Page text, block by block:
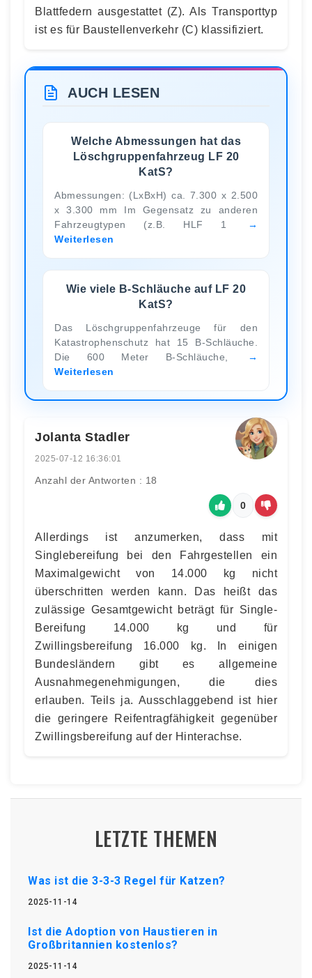
Blattfedern ausgestattet (Z). Als Transporttyp
ist es für Baustellenverkehr (C) klassifiziert.
AUCH LESEN
Welche Abmessungen hat das
Löschgruppenfahrzeug LF 20
KatS?
Abmessungen: (LxBxH) ca. 7.300 x 2.500
x 3.300 mm Im Gegensatz zu anderen
Fahrzeugtypen (z.B. HLF 1
Weiterlesen
Wie viele B-Schläuche auf LF 20
KatS?
Das Löschgruppenfahrzeuge für den
Katastrophenschutz hat 15 B-Schläuche.
Die 600 Meter B-Schläuche,
Weiterlesen
Jolanta Stadler
2025-07-12 16:36:01
Anzahl der Antworten : 18
0
Allerdings ist anzumerken, dass mit
Singlebereifung bei den Fahrgestellen ein
Maximalgewicht von 14.000 kg nicht
überschritten werden kann. Das heißt das
zulässige Gesamtgewicht beträgt für Single-
Bereifung 14.000 kg und für
Zwillingsbereifung 16.000 kg. In einigen
Bundesländern gibt es allgemeine
Ausnahmegenehmigungen, die dies
erlauben. Teils ja. Ausschlaggebend ist hier
die geringere Reifentragfähigkeit gegenüber
Zwillingsbereifung auf der Hinterachse.
LETZTE THEMEN
Was ist die 3-3-3 Regel für Katzen?
2025-11-14
Ist die Adoption von Haustieren in
Großbritannien kostenlos?
2025-11-14